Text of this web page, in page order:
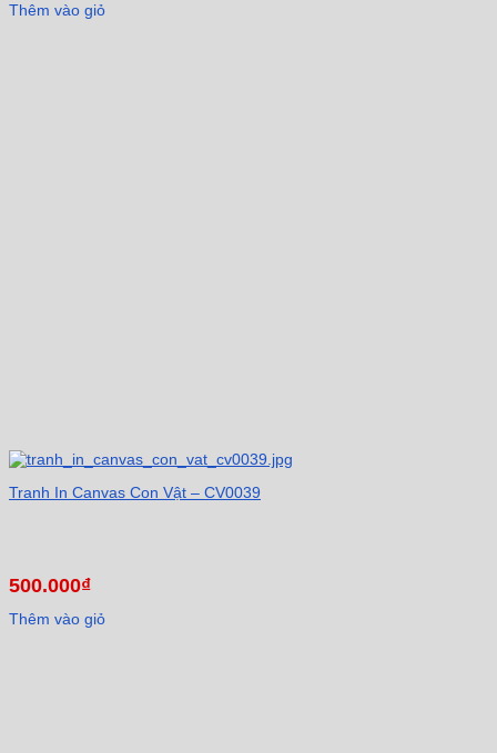
Thêm vào giỏ
Tranh In Canvas Con Vật – CV0039
500.000₫
Thêm vào giỏ